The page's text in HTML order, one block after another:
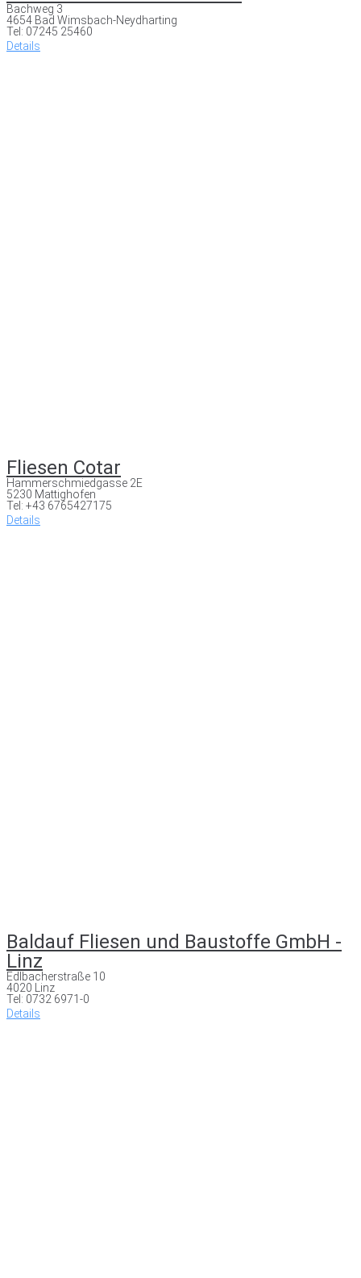
Bachweg 3
4654 Bad Wimsbach-Neydharting
Tel: 07245 25460
Details
Fliesen Cotar
Hammerschmiedgasse 2E
5230 Mattighofen
Tel: +43 6765427175
Details
Baldauf Fliesen und Baustoffe GmbH -
Linz
Edlbacherstraße 10
4020 Linz
Tel: 0732 6971-0
Details